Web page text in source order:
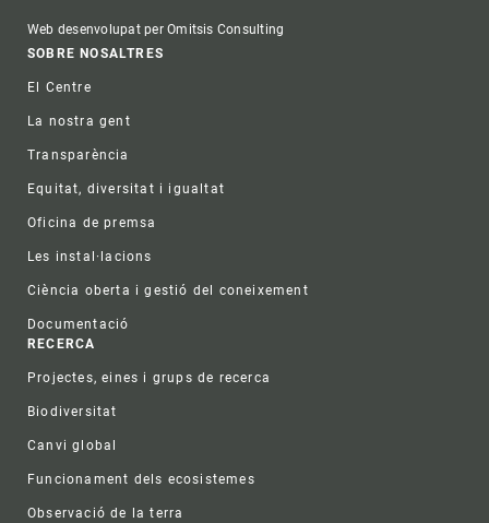
Web desenvolupat per Omitsis Consulting
Footer
SOBRE NOSALTRES
El Centre
La nostra gent
Transparència
Equitat, diversitat i igualtat
Oficina de premsa
Les instal·lacions
Ciència oberta i gestió del coneixement
Documentació
RECERCA
Projectes, eines i grups de recerca
Biodiversitat
Canvi global
Funcionament dels ecosistemes
Observació de la terra